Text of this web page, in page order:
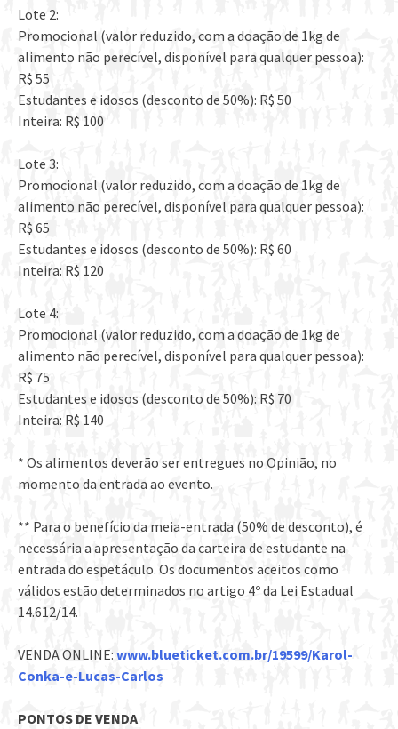
Lote 2:
Promocional (valor reduzido, com a doação de 1kg de
alimento não perecível, disponível para qualquer pessoa):
R$ 55
Estudantes e idosos (desconto de 50%): R$ 50
Inteira: R$ 100
Lote 3:
Promocional (valor reduzido, com a doação de 1kg de
alimento não perecível, disponível para qualquer pessoa):
R$ 65
Estudantes e idosos (desconto de 50%): R$ 60
Inteira: R$ 120
Lote 4:
Promocional (valor reduzido, com a doação de 1kg de
alimento não perecível, disponível para qualquer pessoa):
R$ 75
Estudantes e idosos (desconto de 50%): R$ 70
Inteira: R$ 140
* Os alimentos deverão ser entregues no Opinião, no
momento da entrada ao evento.
** Para o benefício da meia-entrada (50% de desconto), é
necessária a apresentação da carteira de estudante na
entrada do espetáculo. Os documentos aceitos como
válidos estão determinados no artigo 4º da Lei Estadual
14.612/14.
VENDA ONLINE: www.blueticket.com.br/19599/Karol-
Conka-e-Lucas-Carlos
PONTOS DE VENDA